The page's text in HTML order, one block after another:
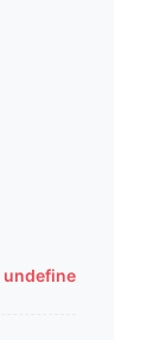
undefined